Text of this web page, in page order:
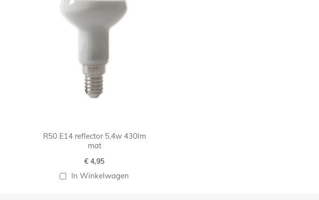
R50 E14 reflector 5,4w 430lm
mat
€ 4,95
In Winkelwagen